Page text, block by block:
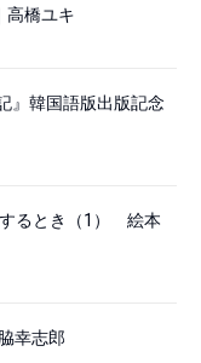
高橋ユキ
』韓国語版出版記念
るとき（1） 絵本
幸志郎